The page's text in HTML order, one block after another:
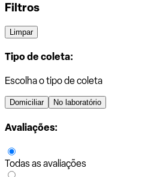
Filtros
Limpar
Tipo de coleta:
Escolha o tipo de coleta
Domiciliar No laboratório
Avaliações:
Todas as avaliações